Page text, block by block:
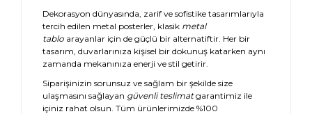
Dekorasyon dünyasında, zarif ve sofistike tasarımlarıyla
tercih edilen metal posterler, klasik metal
tablo arayanlar için de güçlü bir alternatiftir. Her bir
tasarım, duvarlarınıza kişisel bir dokunuş katarken aynı
zamanda mekanınıza enerji ve stil getirir.
Siparişinizin sorunsuz ve sağlam bir şekilde size
ulaşmasını sağlayan güvenli teslimatgarantimiz ile
içiniz rahat olsun. Tüm ürünlerimizde %100